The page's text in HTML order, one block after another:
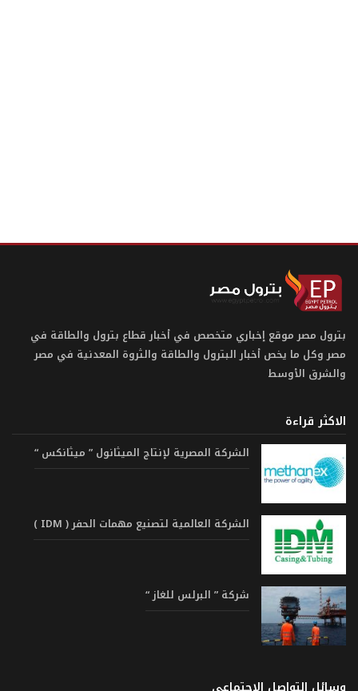
بترول مصر موقع إخباري متخصص في أخبار قطاع بترول والطاقة في
مصر وكل ما يخص أخبار البترول والطاقة والثروة المعدنية في مصر
والشرق الأوسط
الاكثر قراءة
الشركة المصرية لإنتاج الميثانول ” ميثانكس “
الشركة العالمية لتصنيع مهمات الحفر ( IDM )
شركة ” البرلس للغاز “